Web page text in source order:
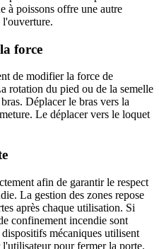
à poissons offre une autre
l'ouverture.
force
de modifier la force de
rotation du pied ou de la semelle
Déplacer le bras vers la
Le déplacer vers le loquet
afin de garantir le respect
La gestion des zones repose
après chaque utilisation. Si
confinement incendie sont
mécaniques utilisent
pour fermer la porte.